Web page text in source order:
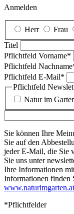
Anmelden
Herr Frau
Titel
Pflichtfeld Vorname*
Pflichtfeld Nachname
Pflichtfeld E-Mail*
Pflichtfeld
Natur im
Sie können Ihre
Sie auf den
jeder E-Mail, die Sie
Sie uns unter
Ihre Informationen
Informationen finden
*Pflichtfelder